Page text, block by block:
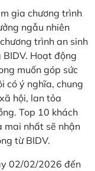
gia chương trình
ngẫu nhiên
trình an sinh
BIDV. Hoạt động
muốn góp sức
có ý nghĩa, chung
hội, lan tỏa
Top 10 khách
mai nhất sẽ nhận
từ BIDV.
02/02/2026 đến